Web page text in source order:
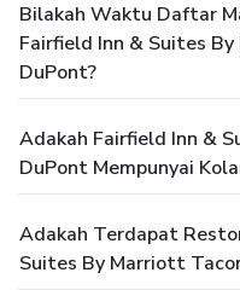
Bilakah Waktu Daftar
Fairfield Inn & Suites
DuPont?
Adakah Fairfield Inn &
DuPont Mempunyai
Adakah Terdapat
Suites By Marriott